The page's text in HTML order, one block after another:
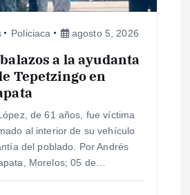
Policiaca agosto 5, 2026
a la ayudanta
Tepetzingo en
de 61 años, fue víctima
al interior de su vehículo
del poblado. Por Andrés
Morelos; 05 de…